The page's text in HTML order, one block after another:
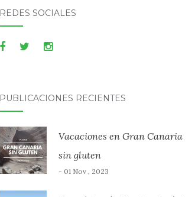
REDES SOCIALES
PUBLICACIONES RECIENTES
Vacaciones en Gran Canaria
sin gluten
- 01 Nov , 2023